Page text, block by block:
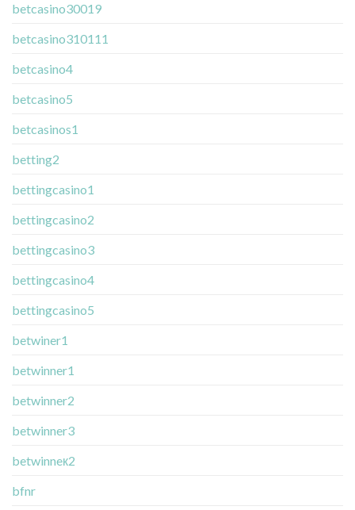
betcasino30019
betcasino310111
betcasino4
betcasino5
betcasinos1
betting2
bettingcasino1
bettingcasino2
bettingcasino3
bettingcasino4
bettingcasino5
betwiner1
betwinner1
betwinner2
betwinner3
betwinneк2
bfnr